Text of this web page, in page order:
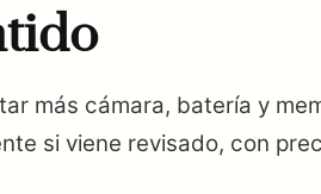
más cámara, batería y
si viene revisado, con